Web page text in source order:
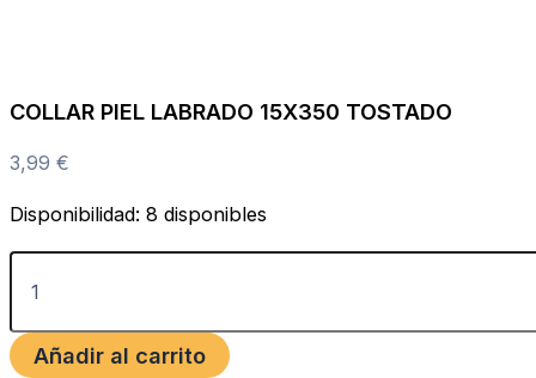
COLLAR PIEL LABRADO 15X350 TOSTADO
3,99 €
Disponibilidad: 8 disponibles
Añadir al carrito